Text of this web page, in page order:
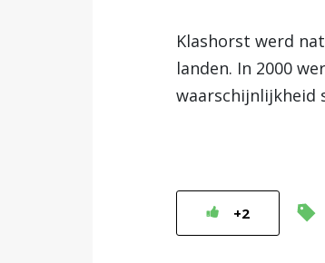
Klashorst werd
landen. In 2000
waarschijnlijkheid
+2